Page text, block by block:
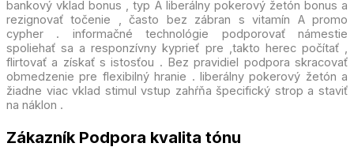
bankový vklad bonus , typ A liberálny pokerový žetón bonus a
rezignovať točenie , často bez zábran s vitamín A promo
cypher . informačné technológie podporovať námestie
spoliehať sa a responzívny kyprieť pre ,takto herec počítať ,
flirtovať a získať s istosťou . Bez pravidiel podpora skracovať
obmedzenie pre flexibilný hranie . liberálny pokerový žetón a
žiadne viac vklad stimul vstup zahŕňa špecifický strop a staviť
na náklon .
Zákazník Podpora kvalita tónu